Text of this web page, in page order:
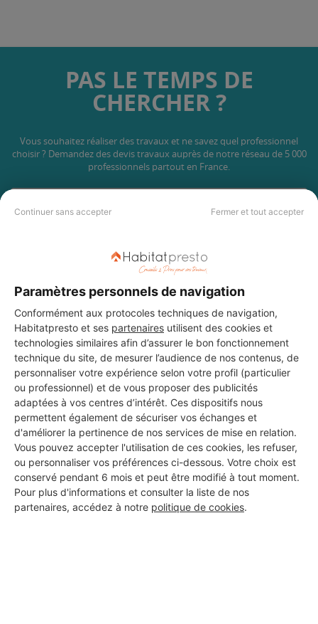
Continuer sans accepter Fermer et tout accepter
Paramètres personnels de navigation
Conformément aux protocoles techniques de navigation,
Habitatpresto et ses partenaires utilisent des cookies et
technologies similaires afin d’assurer le bon fonctionnement
technique du site, de mesurer l’audience de nos contenus, de
personnaliser votre expérience selon votre profil (particulier
ou professionnel) et de vous proposer des publicités
adaptées à vos centres d’intérêt. Ces dispositifs nous
permettent également de sécuriser vos échanges et
d'améliorer la pertinence de nos services de mise en relation.
Vous pouvez accepter l'utilisation de ces cookies, les refuser,
ou personnaliser vos préférences ci-dessous. Votre choix est
conservé pendant 6 mois et peut être modifié à tout moment.
Pour plus d'informations et consulter la liste de nos
partenaires, accédez à notre politique de cookies.
PAS LE TEMPS DE
CHERCHER ?
Vous souhaitez réaliser des travaux et ne savez quel professionnel
choisir ? Demandez des devis travaux auprès de notre réseau de 5 000
professionnels partout en France.
DEMANDER UN DEVIS